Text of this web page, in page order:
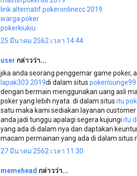
link alternatif pokeronlinecc 2019
warga poker
pokerkiukiu
25 มีนาคม 2562 เวลา 14:44
user กล่าวว่า...
jika anda seorang penggemar game poker,
lapak303 2019di dalam situs pokerlounge99
dengan bermain menggunakan uang asli
poker yang lebih nyata .di dalam situs itu
satu maka kami sediakan layanan
anda jadi tunggu apalagi segera kujungi itu
yang ada di dalam nya dan daptakan
macam permainan yang ada di dalam situs
27 มีนาคม 2562 เวลา 11:30
memehead กล่าวว่า...